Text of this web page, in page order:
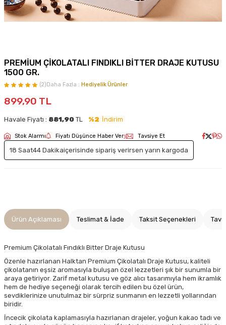
PREMİUM ÇİKOLATALI FINDIKLI BİTTER DRAJE KUTUSU
1500 GR.
(2) Daha Fazla : Hediyelik Ürünler
899,90 TL
Havale Fiyatı : 881,90 TL %2 İndirim
Stok Alarmı Fiyatı Düşünce Haber Ver Tavsiye Et
18 Saat44 Dakikaiçerisinde sipariş verirsen yarın kargoda
Ürün Açıklaması Teslimat & İade Taksit Seçenekleri
Premium Çikolatalı Fındıklı Bitter Draje Kutusu
Özenle hazırlanan Halktan Premium Çikolatalı Draje Kutusu, kaliteli
çikolatanın eşsiz aromasıyla buluşan özel lezzetleri şık bir sunumla bir
araya getiriyor. Zarif metal kutusu ve göz alıcı tasarımıyla hem ikramlık
hem de hediye seçeneği olarak tercih edilen bu özel ürün,
sevdiklerinize unutulmaz bir sürpriz sunmanın en lezzetli yollarından
biridir.
İncecik çikolata kaplamasıyla hazırlanan drajeler, yoğun kakao tadı ve